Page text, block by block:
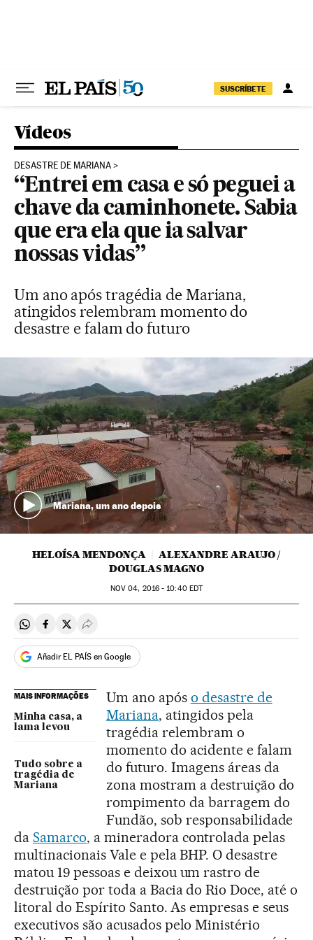
SUSCRÍBETE
Vídeos
DESASTRE DE MARIANA
“Entrei em casa e só peguei a
chave da caminhonete. Sabia
que era ela que ia salvar
nossas vidas”
Um ano após tragédia de Mariana,
atingidos relembram momento do
desastre e falam do futuro
Mariana, um ano depois
HELOÍSA MENDONÇA
ALEXANDRE ARAUJO /
DOUGLAS MAGNO
NOV 04, 2016 - 10:40EDT
Compartir en Whatsapp
Compartir en Facebook
Compartir en Twitter
Desplegar Redes Sociales
Añadir EL PAÍS en Google
MAIS INFORMAÇÕES
Minha casa, a
lama levou
Tudo sobre a
tragédia de
Mariana
Um ano após o desastre de
Mariana, atingidos pela
tragédia relembram o
momento do acidente e falam
do futuro. Imagens áreas da
zona mostram a destruição do
rompimento da barragem do
Fundão, sob responsabilidade
da Samarco, a mineradora controlada pelas
multinacionais Vale e pela BHP. O desastre
matou 19 pessoas e deixou um rastro de
destruição por toda a Bacia do Rio Doce, até o
litoral do Espírito Santo. As empresas e seus
executivos são acusados pelo Ministério